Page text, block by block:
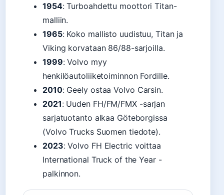
1954: Turboahdettu moottori Titan-
malliin.
1965: Koko mallisto uudistuu, Titan ja
Viking korvataan 86/88-sarjoilla.
1999: Volvo myy
henkilöautoliiketoiminnon Fordille.
2010: Geely ostaa Volvo Carsin.
2021: Uuden FH/FM/FMX -sarjan
sarjatuotanto alkaa Göteborgissa
(Volvo Trucks Suomen tiedote).
2023: Volvo FH Electric voittaa
International Truck of the Year -
palkinnon.